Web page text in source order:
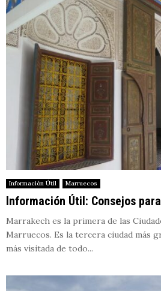
Información Útil Marruecos
Información Útil: Consejos
Marrakech es la primera de las
Marruecos. Es la tercera ciudad más
más visitada de todo...